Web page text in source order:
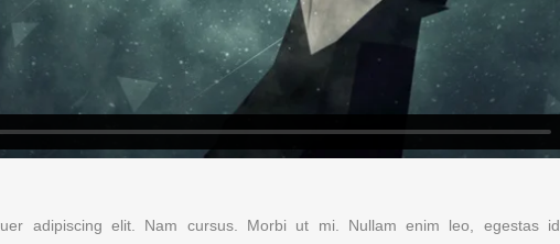
adipiscing elit. Nam cursus. Morbi ut mi. Nullam enim leo, egestas id,